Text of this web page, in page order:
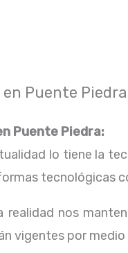
Puente Piedra
Puente Piedra:
lo tiene la
tecnológicas
realidad nos
vigentes por